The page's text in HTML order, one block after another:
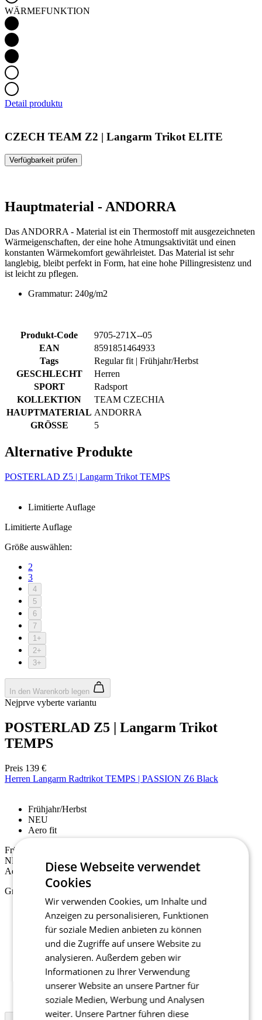
WÄRMEFUNKTION
Detail produktu
CZECH TEAM Z2 | Langarm Trikot ELITE
Verfügbarkeit prüfen
Hauptmaterial - ANDORRA
Das ANDORRA - Material ist ein Thermostoff mit ausgezeichneten
Wärmeigenschaften, der eine hohe Atmungsaktivität und einen
konstanten Wärmekomfort gewährleistet. Das Material ist sehr
langlebig, bleibt perfekt in Form, hat eine hohe Pillingresistenz und
ist leicht zu pflegen.
Grammatur: 240g/m2
Produkt-Code
9705-271X--05
EAN
8591851464933
Tags
Regular fit | Frühjahr/Herbst
GESCHLECHT
Herren
SPORT
Radsport
KOLLEKTION
TEAM CZECHIA
HAUPTMATERIAL ANDORRA
GRÖSSE
5
Alternative Produkte
POSTERLAD Z5 | Langarm Trikot TEMPS
Limitierte Auflage
Limitierte Auflage
Größe auswählen:
2
3
4
5
6
7
1+
2+
3+
In den Warenkorb legen
Nejprve vyberte variantu
POSTERLAD Z5 | Langarm Trikot
TEMPS
Preis 139 €
Herren Langarm Radtrikot TEMPS | PASSION Z6 Black
Frühjahr/Herbst
NEU
Aero fit
Frühjahr/Herbst
NEU
Aero fit
Größe auswählen:
5/XL
6/XXL
1+/XS+
2+/S+
3+/M+
Diese Webseite verwendet
Cookies
Wir verwenden Cookies, um Inhalte und
Anzeigen zu personalisieren, Funktionen
für soziale Medien anbieten zu können
und die Zugriffe auf unsere Website zu
analysieren. Außerdem geben wir
Informationen zu Ihrer Verwendung
unserer Website an unsere Partner für
soziale Medien, Werbung und Analysen
weiter. Unsere Partner führen diese